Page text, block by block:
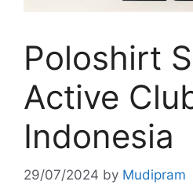
Poloshirt
Active
Indonesia
29/07/2024 by Mudipram